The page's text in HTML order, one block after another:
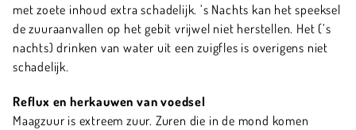
met zoete inhoud extra schadelijk. ’s Nachts kan het speeksel
de zuuraanvallen op het gebit vrijwel niet herstellen. Het (’s
nachts) drinken van water uit een zuigfles is overigens niet
schadelijk.
Reflux en herkauwen van voedsel
Maagzuur is extreem zuur. Zuren die in de mond komen